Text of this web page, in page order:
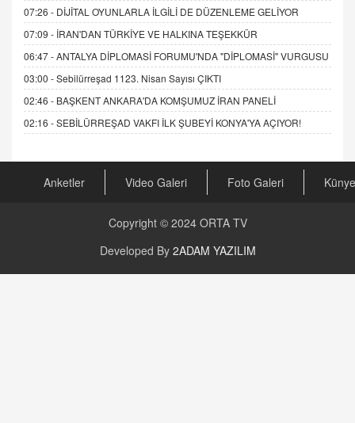
07:26 - DİJİTAL OYUNLARLA İLGİLİ DE DÜZENLEME GELİYOR
07:09 - İRAN'DAN TÜRKİYE VE HALKINA TEŞEKKÜR
06:47 -ANTALYA DİPLOMASİ FORUMU'NDA "DİPLOMASİ" VURGUSU
03:00 -Sebilürreşad 1123. Nisan Sayısı ÇIKTI
02:46 - BAŞKENT ANKARA'DA KOMŞUMUZ İRAN PANELİ
02:16 -SEBİLÜRREŞAD VAKFI İLK ŞUBEYİ KONYA'YA AÇIYOR!
Anketler Video Galeri Foto Galeri Künye
Copyright © 2024 ORTA TV
Developed By 2ADAM YAZILIM